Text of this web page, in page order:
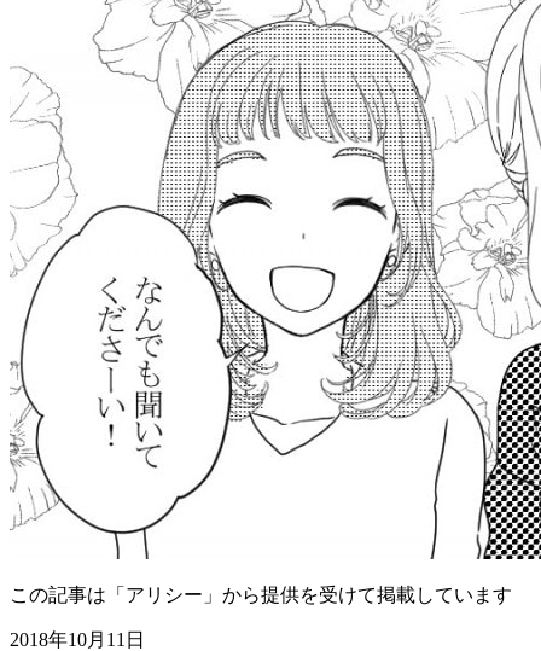
この記事は「アリシー」から提供を受けて掲載しています
2018年10月11日